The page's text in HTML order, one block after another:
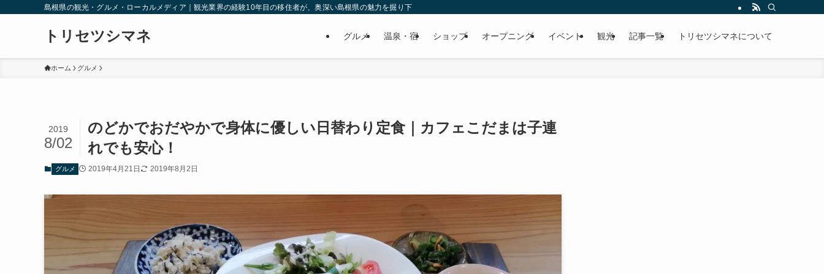
島根県の観光・グルメ・ローカルメディア｜観光業界の経験10年目の移住者が、奥深い島根県の魅力を掘り下げてみた
トリセツシマネ グルメ 温泉・宿 ショップ オープニング イベント 観光 記事一覧 トリセツシマネについて
ホーム グルメ
のどかでおだやかで身体に優しい日替わり定食｜カフェこだまは子連
れでも安心！
2019
8/02
グルメ 2019年4月21日 2019年8月2日